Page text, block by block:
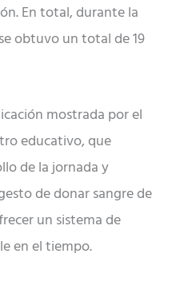
En total, durante la
obtuvo un total de 19
mostrada por el
educativo, que
de la jornada y
de donar sangre de
un sistema de
en el tiempo.